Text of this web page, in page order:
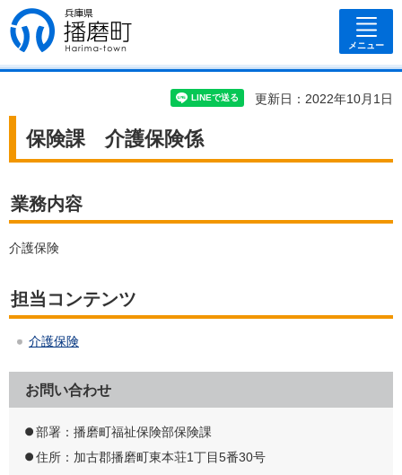
兵庫県 播磨
町
メニュー
更新日：2022年10月1日
保険課 介護保険係
業務内容
介護保険
担当コンテンツ
介護保険
お問い合わせ
部署：播磨町福祉保険部保険課
住所：加古郡播磨町東本荘1丁目5番30号